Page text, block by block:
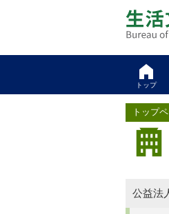
トップ
トップ
公益法